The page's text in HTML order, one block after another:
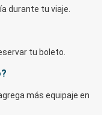
durante tu viaje.
tu boleto.
más equipaje en